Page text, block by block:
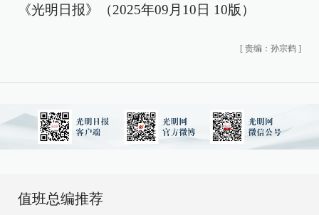
《光明日报》（2025年09月10日 10版）
[ 责编：孙宗鹤 ]
值班总编推荐